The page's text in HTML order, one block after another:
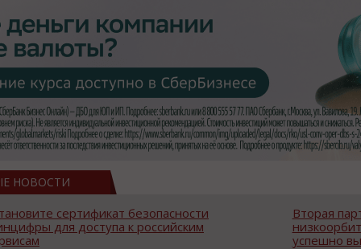
НОВОСТИ
сертификат безопасности
для доступа к российским
Вторая
успешно